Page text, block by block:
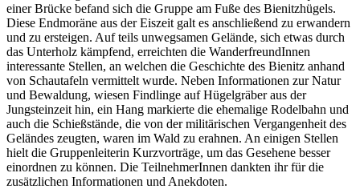
einer Brücke befand sich die Gruppe am Fuße des Bienitzhügels.
Diese Endmoräne aus der Eiszeit galt es anschließend zu erwandern
und zu ersteigen. Auf teils unwegsamen Gelände, sich etwas durch
das Unterholz kämpfend, erreichten die WanderfreundInnen
interessante Stellen, an welchen die Geschichte des Bienitz anhand
von Schautafeln vermittelt wurde. Neben Informationen zur Natur
und Bewaldung, wiesen Findlinge auf Hügelgräber aus der
Jungsteinzeit hin, ein Hang markierte die ehemalige Rodelbahn und
auch die Schießstände, die von der militärischen Vergangenheit des
Geländes zeugten, waren im Wald zu erahnen. An einigen Stellen
hielt die Gruppenleiterin Kurzvorträge, um das Gesehene besser
einordnen zu können. Die TeilnehmerInnen dankten ihr für die
zusätzlichen Informationen und Anekdoten.